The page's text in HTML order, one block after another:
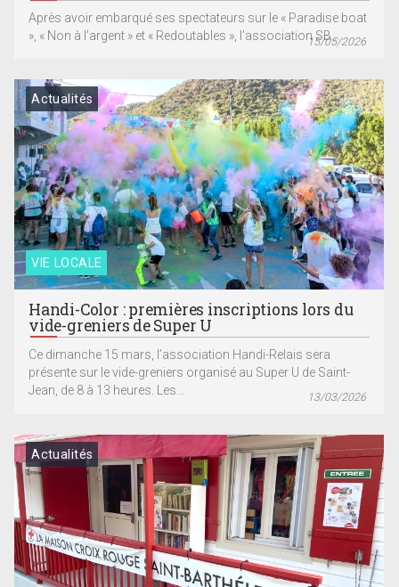
Après avoir embarqué ses spectateurs sur le « Paradise boat
», « Non à l’argent » et « Redoutables », l’association SB...15/05/2026
VIE LOCALE
Actualités
Handi-Color : premières inscriptions lors du
vide-greniers de Super U
Ce dimanche 15 mars, l’association Handi-Relais sera
présente sur le vide-greniers organisé au Super U de Saint-
Jean, de 8 à 13 heures. Les...
13/03/2026
Actualités